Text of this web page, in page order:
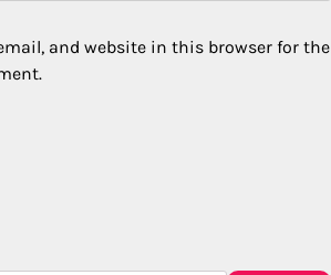
and website in this browser for the